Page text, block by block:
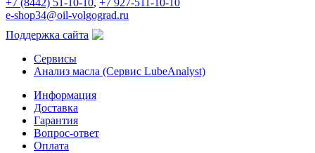
+7 (8442) 51-10-10, +7 927-511-10-10
e-shop34@oil-volgograd.ru
Поддержка сайта
Сервисы
Анализ масла (Сервис LubeAnalyst)
Информация
Доставка
Гарантия
Вопрос-ответ
Оплата